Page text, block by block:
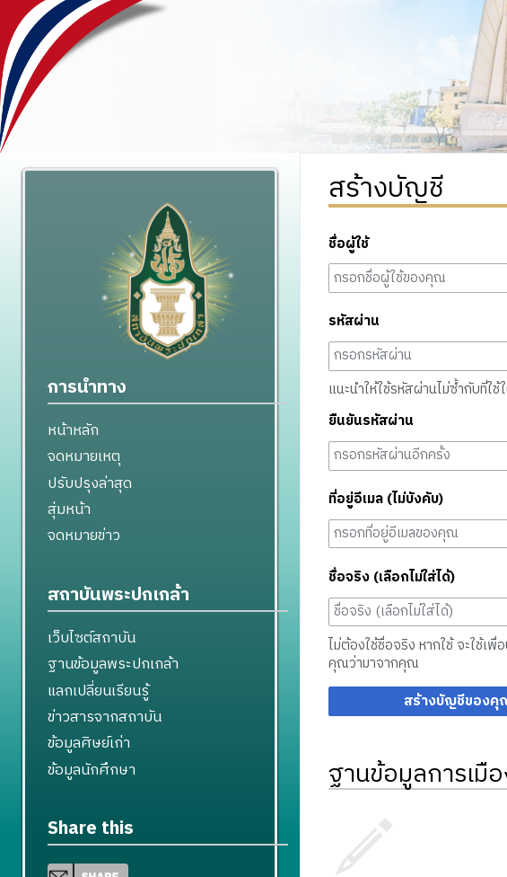
สร้างบัญชี
ชื่อผู้ใช้
รหัสผ่าน
แนะนำให้ใช้รหัสผ่านไม่ซ้ำกับที่ใช้
ยืนยันรหัสผ่าน
ที่อยู่อีเมล (ไม่บังคับ)
ชื่อจริง (เลือกไม่ใส่ได้)
ไม่ต้องใช้ชื่อจริง หากใช้ จะใช้เพื่
คุณว่ามาจากคุณ
สร้างบัญชีของคุ
ฐานข้อมูลการเมื
การนำทาง
หน้าหลัก
จดหมายเหตุ
ปรับปรุงล่าสุด
สุ่มหน้า
จดหมายข่าว
สถาบันพระปกเกล้า
เว็บไซต์สถาบัน
ฐานข้อมูลพระปกเกล้า
แลกเปลี่ยนเรียนรู้
ข่าวสารจากสถาบัน
ข้อมูลศิษย์เก่า
ข้อมูลนักศึกษา
Share this